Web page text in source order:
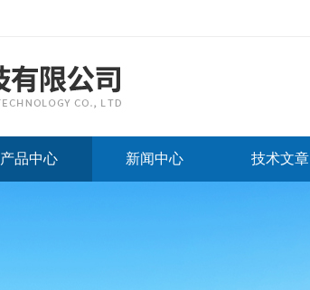
产品中心 新闻中心 技术文章